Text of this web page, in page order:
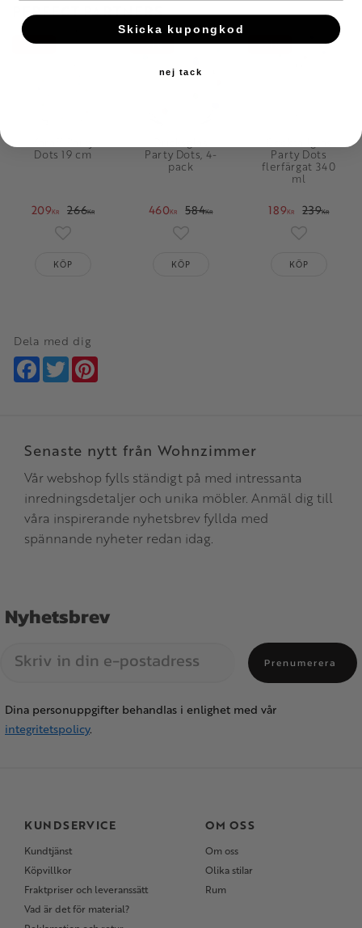
PERFECT PARTNERS
Dots 19 cm
209KR 266KR
21%
Lägg till i favoriter
KÖP
Party Dots, 4-
pack
460KR 584KR
21%
Lägg till i favoriter
KÖP
Party Dots
flerfärgat 340
ml
189KR 239KR
21%
Lägg till i
KÖP
Dela med dig
Facebook
Twitter
Senaste nytt från Wohnzimmer
Vår webshop fylls ständigt på med intressanta
inredningsdetaljer och unika möbler. Anmäl dig till
våra inspirerande nyhetsbrev fyllda med
spännande nyheter redan idag.
Nyhetsbrev
Prenumerera
Dina personuppgifter behandlas i enlighet med vår
integritetspolicy.
KUNDSERVICE
Kundtjänst
Köpvillkor
Fraktpriser och leveranssätt
Vad är det för material?
OM OSS
Om oss
Olika stilar
Rum
Skicka kupongkod
nej tack